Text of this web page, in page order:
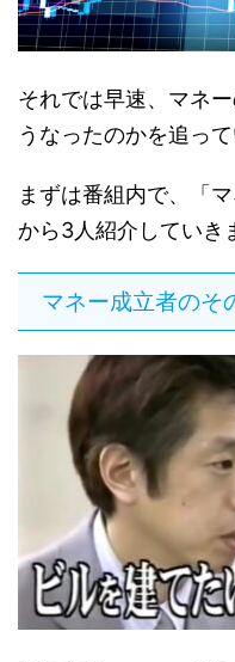
それでは早速、マネ
うなったのかを追って
まずは番組内で、「
から3人紹介していき
マネー成立者の